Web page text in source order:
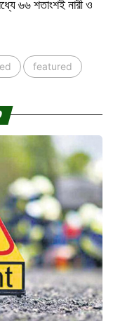
৬৬ শতাংশই নারী ও
featured